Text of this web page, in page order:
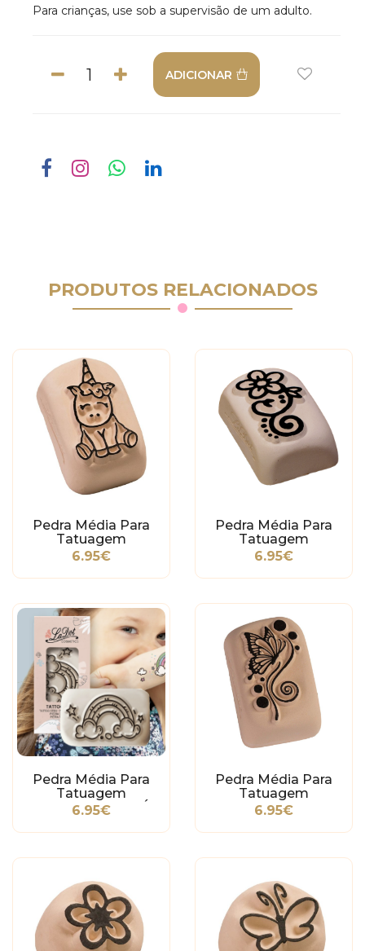
Para crianças, use sob a supervisão de um adulto.
ADICIONAR
PRODUTOS RELACIONADOS
Pedra Média Para
Tatuagem
Temporária -
6.95€
Pedra Média Para
Tatuagem
Temporária - Flor
6.95€
Pedra Média Para
Tatuagem
Temporária - Arco-Íris
6.95€
Pedra Média Para
Tatuagem
Temporária -
6.95€